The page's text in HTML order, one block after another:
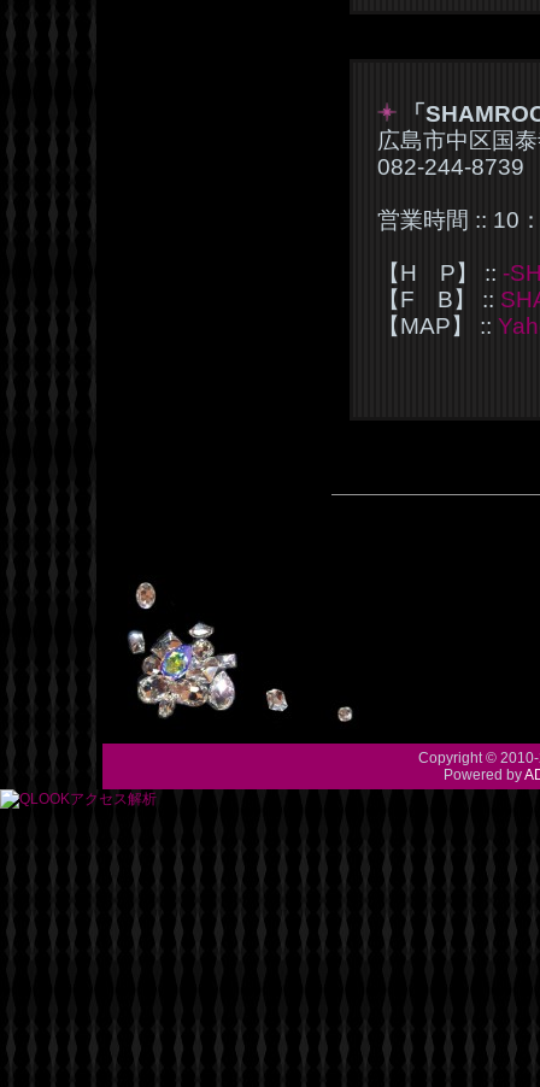
「
広島市中区国
082-244-8739
営業時間 :: 10
【H P】 :: -
【F B】 ::
【MAP】 ::
Copyright ©
Powered by